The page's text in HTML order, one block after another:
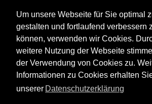
Um unsere Webseite für Sie optimal
gestalten und fortlaufend verbessern
können, verwenden wir Cookies.
weitere Nutzung der Webseite
der Verwendung von Cookies zu.
Informationen zu Cookies erhalten
unserer Datenschutzerklärung